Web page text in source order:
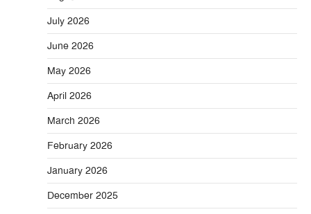
July 2026
June 2026
May 2026
April 2026
March 2026
February 2026
January 2026
December 2025